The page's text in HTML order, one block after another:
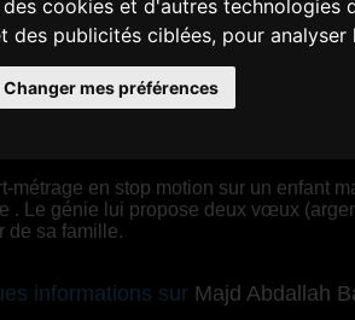
cookies et d'autres
des publicités ciblées, pour
Changer mes préférences
Abdallah Bani Domi
métrage en stop motion sur un enfant
. Le génie lui propose deux vœux
de sa famille.
informations sur Majd Abdallah